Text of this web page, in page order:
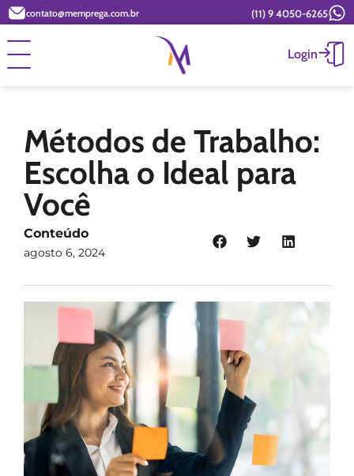
contato@memprega.com.br (11) 9 4050-6265
Login
Métodos de Trabalho:
Escolha o Ideal para
Você
Conteúdo
agosto 6, 2024